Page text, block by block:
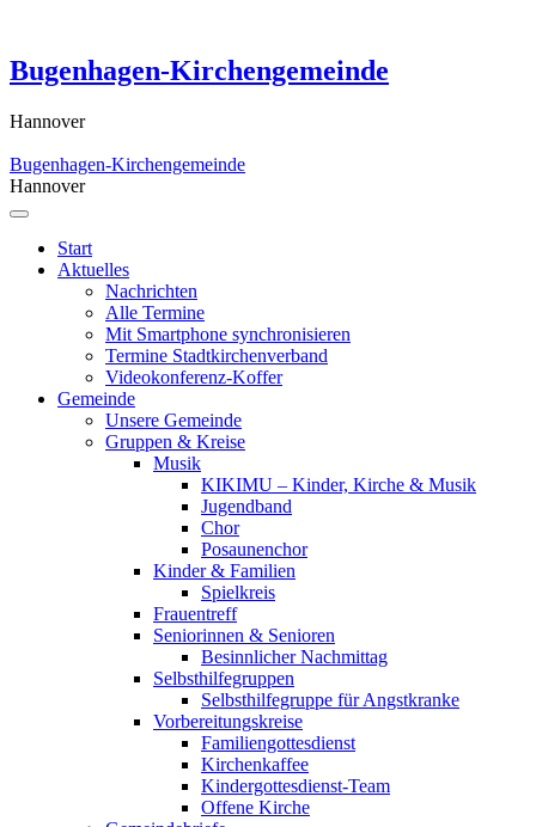
content
Bugenhagen-Kirchengemeinde
Hannover
Bugenhagen-Kirchengemeinde
Hannover
Start
Aktuelles
Nachrichten
Alle Termine
Mit Smartphone synchronisieren
Termine Stadtkirchenverband
Videokonferenz-Koffer
Gemeinde
Unsere Gemeinde
Gruppen & Kreise
Musik
KIKIMU – Kinder, Kirche & Musik
Jugendband
Chor
Posaunenchor
Kinder & Familien
Spielkreis
Frauentreff
Seniorinnen & Senioren
Besinnlicher Nachmittag
Selbsthilfegruppen
Selbsthilfegruppe für Angstkranke
Vorbereitungskreise
Familiengottesdienst
Kirchenkaffee
Kindergottesdienst-Team
Offene Kirche